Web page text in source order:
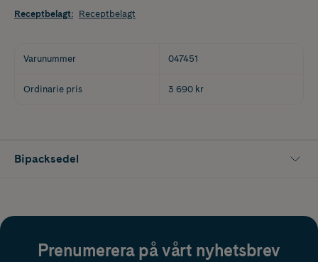
Receptbelagt: Receptbelagt
Varunummer 047451
Ordinarie pris 3 690 kr
Bipacksedel
Prenumerera på vårt nyhetsbrev